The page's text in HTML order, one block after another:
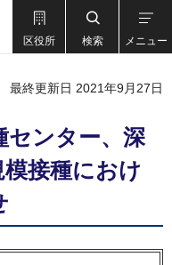
区役所 検索 メニュー
最終更新日 2021年9月27日
センター、深
接種におけ